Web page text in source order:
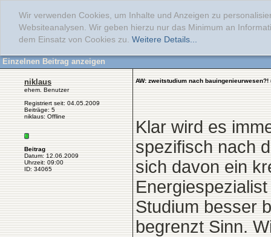
Wir verwenden Cookies, um Inhalte und Anzeigen zu
Websiteanalysen. Wir geben hierzu nur das Minimum an
dem Einsatz von Cookies zu. Weitere Details...
Einzelnen Beitrag anzeigen
niklaus
ehem. Benutzer
Registriert seit: 04.05.2009
Beiträge: 5
niklaus: Offline
Beitrag
Datum: 12.06.2009
Uhrzeit: 09:00
ID: 34065
AW: zweitstudium nach bauingenieurwesen?!
Klar wird es
spezifisch nach
sich davon ein
Studium besser
begrenzt Sinn.